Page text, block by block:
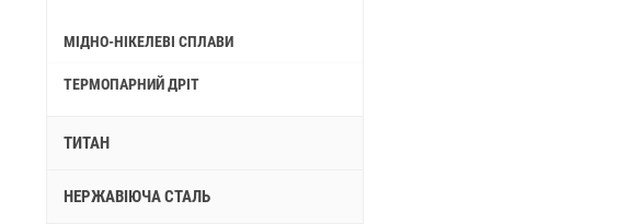
МІДНО-НІКЕЛЕВІ СПЛАВИ
ТЕРМОПАРНИЙ ДРІТ
ТИТАН
НЕРЖАВІЮЧА СТАЛЬ